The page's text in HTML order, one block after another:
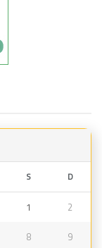
S D
1 2
8 9